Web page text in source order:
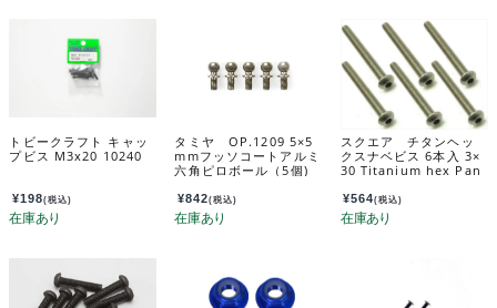
トビークラフト キャッ
プビス M3x20 10240
¥198(税込)
タミヤ OP.1209 5×5
mmフッソコートアルミ
六角ピロボール（5個)
¥842(税込)
スクエア チタンヘッ
クスナベビス 6本入 3×
30 Titanium hex Pan
cs.) NTR-330
¥564(税込)